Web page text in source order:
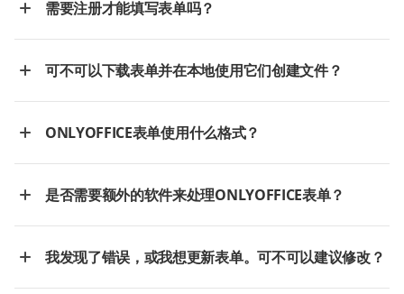
需要注册才能填写表单吗？
可不可以下载表单并在本地使用它们创建文件？
ONLYOFFICE表单使用什么格式？
是否需要额外的软件来处理ONLYOFFICE表单？
我发现了错误，或我想更新表单。可不可以建议修改？